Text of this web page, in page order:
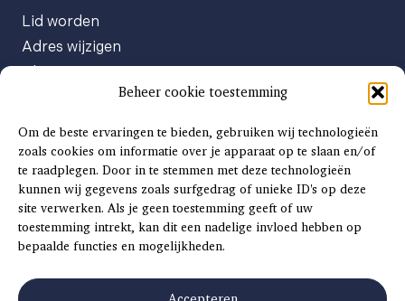
Beheer cookie toestemming
Om de beste ervaringen te bieden, gebruiken wij technologieën
zoals cookies om informatie over je apparaat op te slaan en/of
te raadplegen. Door in te stemmen met deze technologieën
kunnen wij gegevens zoals surfgedrag of unieke ID's op deze
site verwerken. Als je geen toestemming geeft of uw
toestemming intrekt, kan dit een nadelige invloed hebben op
bepaalde functies en mogelijkheden.
Lid worden
Adres wijzigen
Abonnement opzeggen
Afgeven automatische incasso
Factuur betalen
Klachtenformulier
Overige vragen
Adverteren
Advertentie Tariefkaart 2025